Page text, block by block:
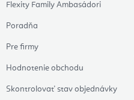
Flexity Family Ambasádori
Poradňa
Pre firmy
Hodnotenie obchodu
Skontrolovať stav objednávky